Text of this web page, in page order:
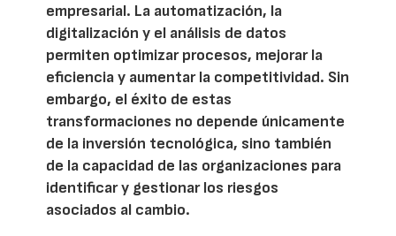
empresarial. La automatización, la
digitalización y el análisis de datos
permiten optimizar procesos, mejorar la
eficiencia y aumentar la competitividad. Sin
embargo, el éxito de estas
transformaciones no depende únicamente
de la inversión tecnológica, sino también
de la capacidad de las organizaciones para
identificar y gestionar los riesgos
asociados al cambio.